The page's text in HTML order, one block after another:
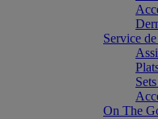
Service
On The